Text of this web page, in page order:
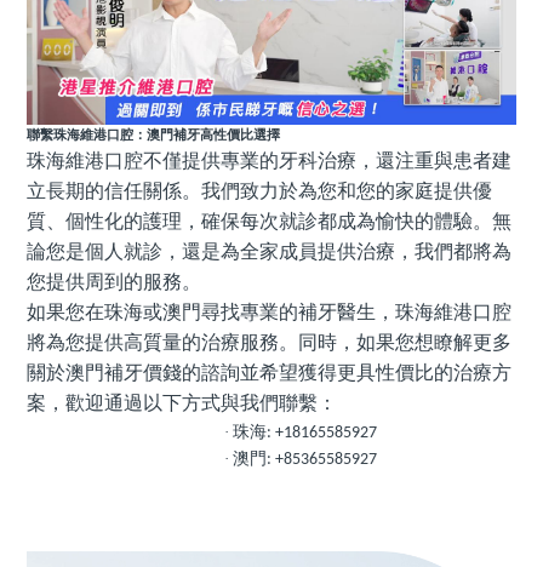
聯繫珠海維港口腔：澳門補牙高性價比選擇
珠海維港口腔不僅提供專業的牙科治療，還注重與患者建
立長期的信任關係。我們致力於為您和您的家庭提供優
質、個性化的護理，確保每次就診都成為愉快的體驗。無
論您是個人就診，還是為全家成員提供治療，我們都將為
您提供周到的服務。
如果您在珠海或澳門尋找專業的補牙醫生，珠海維港口腔
將為您提供高質量的治療服務。同時，如果您想瞭解更多
關於澳門補牙價錢的諮詢並希望獲得更具性價比的治療方
案，歡迎通過以下方式與我們聯繫：
· 珠海: +18165585927
· 澳門 : +85365585927